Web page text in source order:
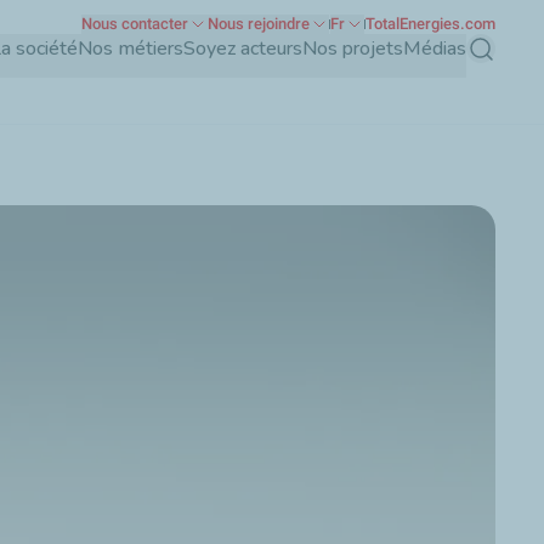
sociétéNos métiersSoyez acteursNos projetsMédias
Nous contacter Nous rejoindre Fr TotalEnergies.com